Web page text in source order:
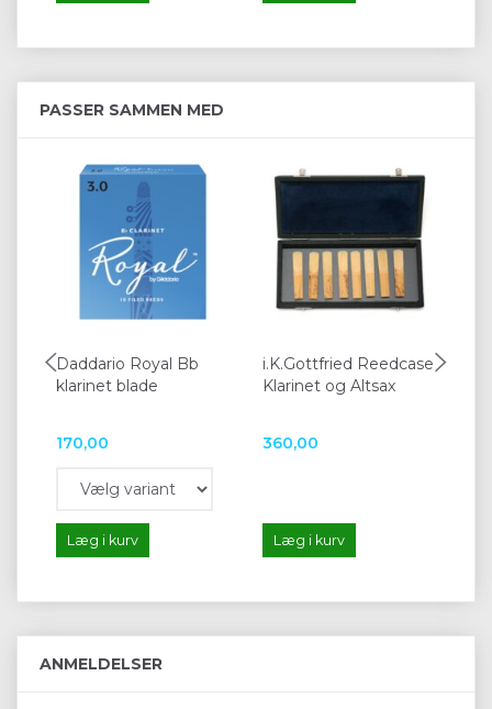
PASSER SAMMEN MED
Daddario Royal Bb
klarinet blade
170,00
Læg i kurv
i.K.Gottfried Reedcase
Klarinet og Altsax
360,00
Læg i kurv
ANMELDELSER